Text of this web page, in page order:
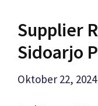
Supplier
Sidoarjo
Oktober 22, 2024